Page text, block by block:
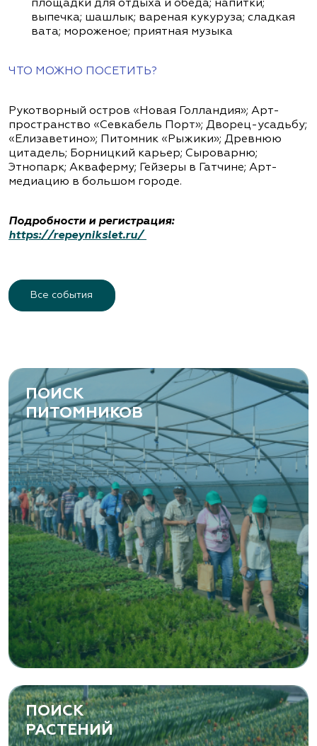
площадки для отдыха и обеда; напитки;
выпечка; шашлык; вареная кукуруза; сладкая
вата; мороженое; приятная музыка
ЧТО МОЖНО ПОСЕТИТЬ?
Рукотворный остров «Новая Голландия»; Арт-
пространство «Севкабель Порт»; Дворец-усадьбу;
«Елизаветино»; Питомник «Рыжики»; Древнюю
цитадель; Борницкий карьер; Сыроварню;
Этнопарк; Акваферму; Гейзеры в Гатчине; Арт-
медиацию в большом городе.
Подробности и регистрация:
https://repeynikslet.ru/
Все события
ПОИСК
ПИТОМНИКОВ
ПОИСК
РАСТЕНИЙ